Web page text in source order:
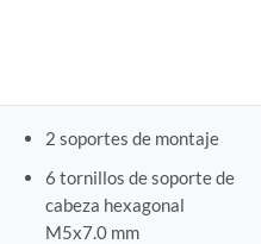
2 soportes de montaje
6 tornillos de soporte de
cabeza hexagonal
M5x7.0 mm